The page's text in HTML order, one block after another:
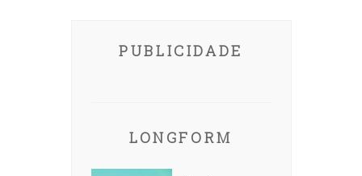
PUBLICIDADE
LONGFORM